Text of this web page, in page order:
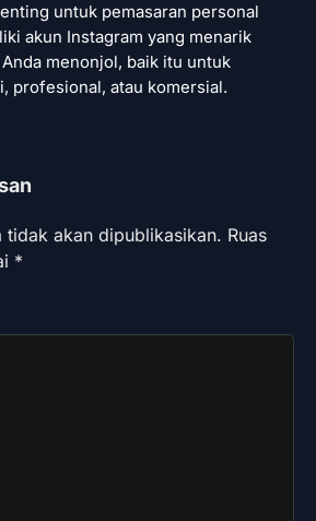
untuk pemasaran personal
akun Instagram yang menarik
menonjol, baik itu untuk
profesional, atau komersial.
tidak akan dipublikasikan. Ruas
*